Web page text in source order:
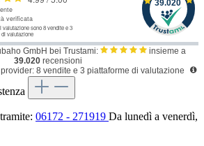
GmbH bei Trustami:
insieme a
39.020 recensioni
8 vendite e 3 piattaforme di valutazione
06172 - 271919 Da lunedì a venerdì,